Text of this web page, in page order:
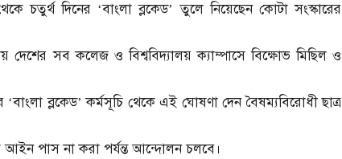
চতুর্থ দিনের ‘বাংলা ব্লকেড’ তুলে নিয়েছেন কোটা সংস্কারের
সব কলেজ ও বিশ্ববিদ্যালয় ক্যাম্পাসে বিক্ষোভ মিছিল ও
ব্লকেড’ কর্মসূচি থেকে এই ঘোষণা দেন বৈষম্যবিরোধী ছাত্র
পাস না করা পর্যন্ত আন্দোলন চলবে।